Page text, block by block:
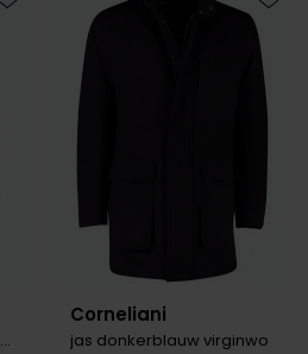
jas lang donkerblauw effen
Toevoegen aan favorieten
Corneliani
jas donkerblauw virginwo